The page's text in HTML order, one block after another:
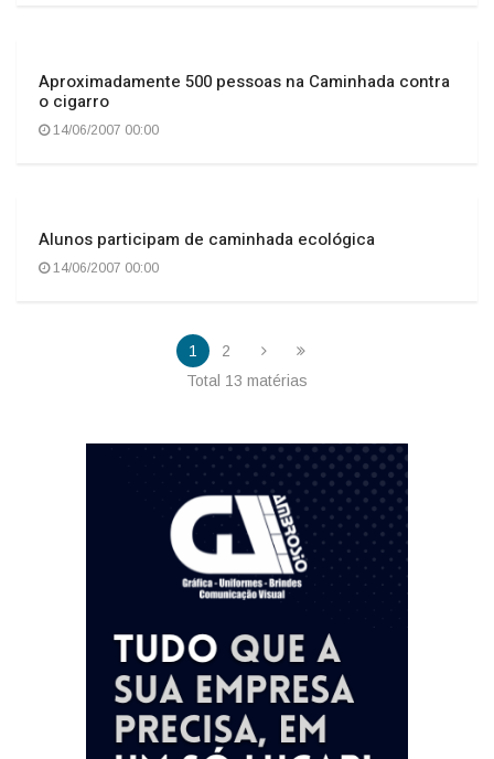
Aproximadamente 500 pessoas na Caminhada contra
o cigarro
14/06/2007 00:00
Alunos participam de caminhada ecológica
14/06/2007 00:00
1
2
Total 13 matérias